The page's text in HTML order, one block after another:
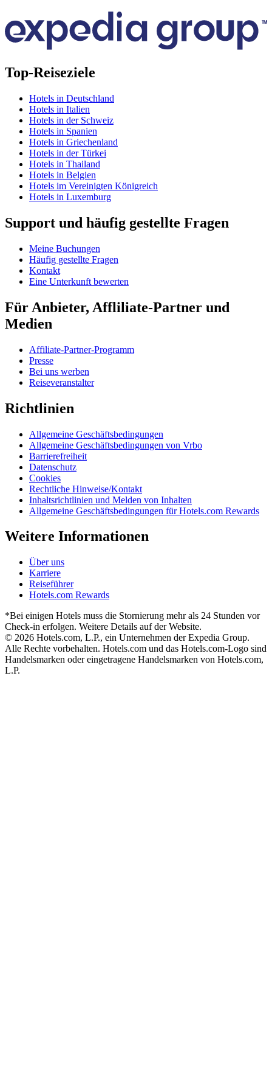
Top-Reiseziele
Hotels in Deutschland
Hotels in Italien
Hotels in der Schweiz
Hotels in Spanien
Hotels in Griechenland
Hotels in der Türkei
Hotels in Thailand
Hotels in Belgien
Hotels im Vereinigten Königreich
Hotels in Luxemburg
Support und häufig gestellte Fragen
Meine Buchungen
Häufig gestellte Fragen
Kontakt
Eine Unterkunft bewerten
Für Anbieter, Affliliate-Partner und
Medien
Affiliate-Partner-Programm
Presse
Bei uns werben
Reiseveranstalter
Richtlinien
Allgemeine Geschäftsbedingungen
Allgemeine Geschäftsbedingungen von Vrbo
Barrierefreiheit
Datenschutz
Cookies
Rechtliche Hinweise/Kontakt
Inhaltsrichtlinien und Melden von Inhalten
Allgemeine Geschäftsbedingungen für Hotels.com Rewards
Weitere Informationen
Über uns
Karriere
Reiseführer
Hotels.com Rewards
*Bei einigen Hotels muss die Stornierung mehr als 24 Stunden vor
Check-in erfolgen. Weitere Details auf der Website.
© 2026 Hotels.com, L.P., ein Unternehmen der Expedia Group.
Alle Rechte vorbehalten. Hotels.com und das Hotels.com-Logo sind
Handelsmarken oder eingetragene Handelsmarken von Hotels.com,
L.P.